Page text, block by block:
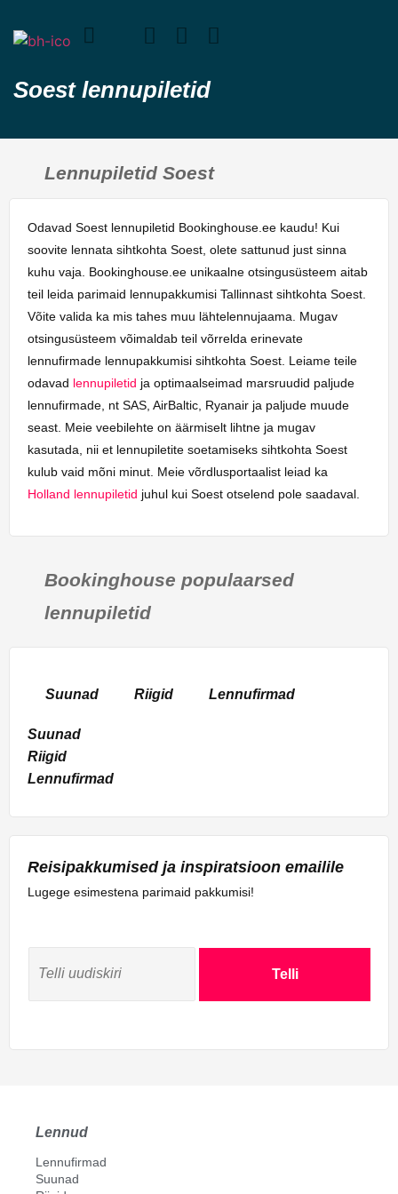
Soest lennupiletid
Lennupiletid Soest
Odavad Soest lennupiletid Bookinghouse.ee kaudu! Kui
soovite lennata sihtkohta Soest, olete sattunud just sinna
kuhu vaja. Bookinghouse.ee unikaalne otsingusüsteem aitab
teil leida parimaid lennupakkumisi Tallinnast sihtkohta Soest.
Võite valida ka mis tahes muu lähtelennujaama. Mugav
otsingusüsteem võimaldab teil võrrelda erinevate
lennufirmade lennupakkumisi sihtkohta Soest. Leiame teile
odavad lennupiletid ja optimaalseimad marsruudid paljude
lennufirmade, nt SAS, AirBaltic, Ryanair ja paljude muude
seast. Meie veebilehte on äärmiselt lihtne ja mugav
kasutada, nii et lennupiletite soetamiseks sihtkohta Soest
kulub vaid mõni minut. Meie võrdlusportaalist leiad ka
Holland lennupiletid juhul kui Soest otselend pole saadaval.
Bookinghouse populaarsed
lennupiletid
Suunad Riigid Lennufirmad
Suunad
Riigid
Lennufirmad
Reisipakkumised ja inspiratsioon emailile
Lugege esimestena parimaid pakkumisi!
Telli
Lennud
Lennufirmad
Suunad